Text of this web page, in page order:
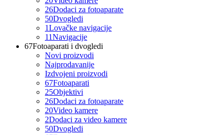
26Dodaci za fotoaparate
50Dvogledi
1Lovačke navigacije
11Navigacije
67Fotoaparati i dvogledi
Novi proizvodi
Najprodavanije
Izdvojeni proizvodi
67Fotoaparati
25Objektivi
26Dodaci za fotoaparate
20Video kamere
2Dodaci za video kamere
50Dvogledi